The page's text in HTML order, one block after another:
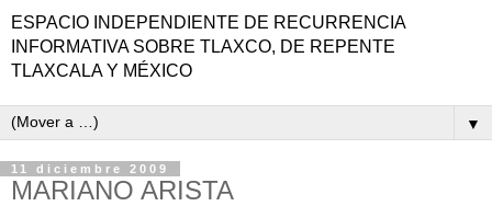
ESPACIO INDEPENDIENTE DE RECURRENCIA
INFORMATIVA SOBRE TLAXCO, DE REPENTE
TLAXCALA Y MÉXICO
▼
11 diciembre 2009
MARIANO ARISTA